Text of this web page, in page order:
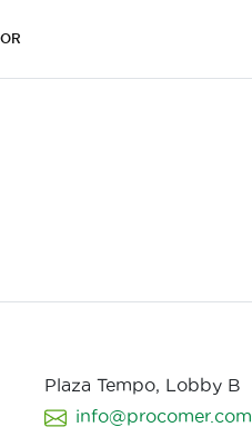
Plaza Tempo, Lobby B
info@procomer.com